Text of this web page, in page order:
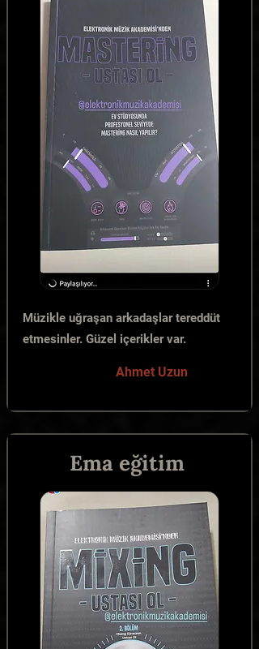
Müzikle uğraşan arkadaşlar tereddüt
etmesinler. Güzel içerikler var.
Ahmet Uzun
Ema eğitim